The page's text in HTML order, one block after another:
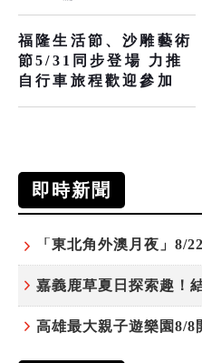
福隆生活節、沙雕藝術
節5/31同步登場 力推
自行車旅程歡迎參加
即時新聞